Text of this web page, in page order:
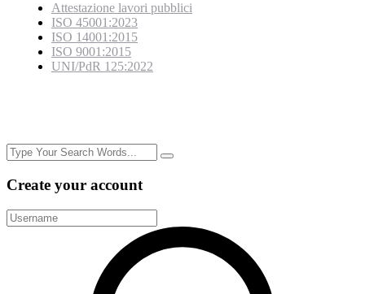
Attestazione lavori pubblici
ISO 45001:2023
ISO 14001:2015
ISO 9001:2015
UNI/PdR 125:2022
Create your account